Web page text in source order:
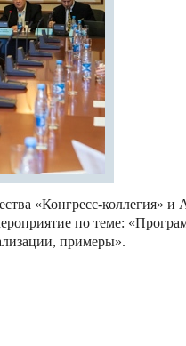
«Кон­гресс-кол­ле­гия»
по те­ме:
при­меры».